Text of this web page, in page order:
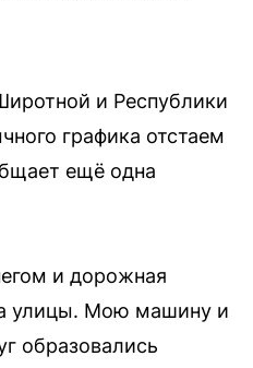
и Республики
графика отстаем
ещё одна
и дорожная
улицы. Мою машину и
образовались